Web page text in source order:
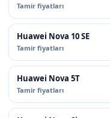
Tamir fiyatları
Huawei Nova 10 SE
Tamir fiyatları
Huawei Nova 5T
Tamir fiyatları